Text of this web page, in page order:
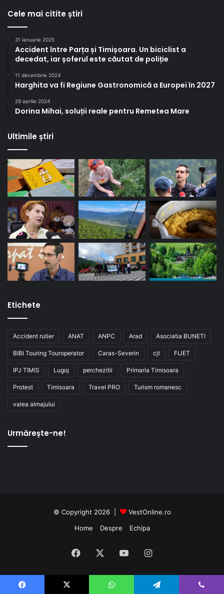
Cele mai citite știri
31 ianuarie 2025
Accident între Parța și Timișoara. Un biciclist a
decedat, iar șoferul este căutat de poliție
11 decembrie 2024
Harghita va fi Regiune Gastronomică a Europei în 2027
29 aprilie 2024
Dorina Mihai, soluții reale pentru Remetea Mare
Ultimile știri
Etichete
Accident rutier ANAT ANPC Arad Asociatia BUNETI
BIBI Touring Touroperator Caras-Severin cjt FIJET
IPJ TIMIS Lugoj perchezitii Primaria Timisoara
Protest Timisoara Travel PRO Turism romanesc
valea almajului
Urmărește-ne!
© Copyright 2026 |
VestOnline.ro
Home
Despre Echipa
Facebook YouTubeInstagram